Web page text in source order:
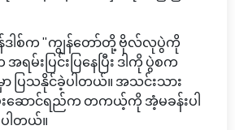
န်ဒါစ်က "ကျွန်တော်တို့ ဗိုလ်လုပွဲကို
းပြင်းပြနေပြီး ဒါကို ပွဲစက
ပြသနိုင်ခဲ့ပါတယ်။ အသင်းသား
ဆောင်ရည်က တကယ့်ကို အံ့မခန်းပါ
ပါတယ်။